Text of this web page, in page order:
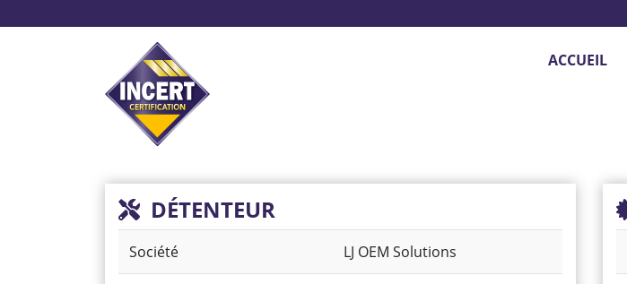
au
ACCUEIL
DÉTENTEUR
Société LJ OEM Solutions